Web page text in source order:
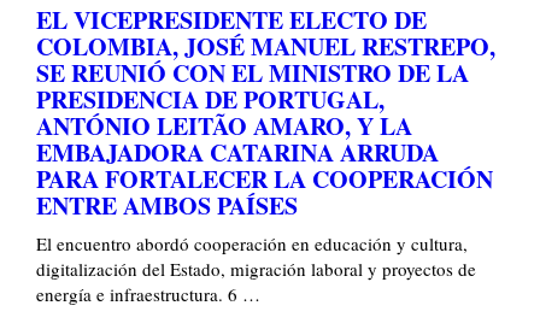
EL VICEPRESIDENTE ELECTO DE
COLOMBIA, JOSÉ MANUEL RESTREPO,
SE REUNIÓ CON EL MINISTRO DE LA
PRESIDENCIA DE PORTUGAL,
ANTÓNIO LEITÃO AMARO, Y LA
EMBAJADORA CATARINA ARRUDA
PARA FORTALECER LA COOPERACIÓN
ENTRE AMBOS PAÍSES
El encuentro abordó cooperación en educación y cultura,
digitalización del Estado, migración laboral y proyectos de
energía e infraestructura. 6 …